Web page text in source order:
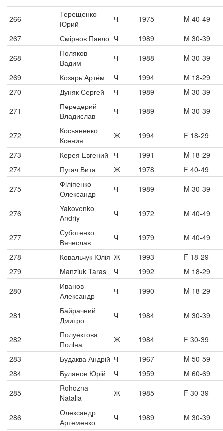
266
Терещенко
Юрий
Ч 1975
M 40-49
267
Смірнов Павло Ч 1989
M 30-39
268
Поляков
Вадим
Ч 1988
M 30-39
269
Козарь Артём Ч 1994
M 18-29
270
Дуняк Сергей Ч 1989
M 30-39
271
Передерий
Владислав
Ч 1989 M 30-39
272
Косьяненко
Ксения
Ж 1994
F 18-29
273
Керея Евгений Ч 1991
M 18-29
274
Пугач Вита Ж 1978
F 40-49
275
Фiлiпенко
Олександр
Ч 1989 M 30-39
276
Yakovenko
Andriy
Ч 1972 M 40-49
277
Суботенко
Вячеслав
Ч 1979
M 40-49
278
Ковальчук Юлія Ж 1993
F 18-29
279
Manziuk Taras Ч 1992
M 18-29
280
Иванов
Александр
Ч 1990 M 18-29
281
Байрачний
Дмитро
Ч 1984 M 30-39
282
Полуектова
Полiна
Ж 1984
F 30-39
283
Будаква Андрій Ч 1967
M 50-59
284
Буланов Юрій Ч 1959
M 60-69
285
Rohozna
Natalia
Ж 1985 F 30-39
286
Олександр
Артеменко
Ч 1989 M 30-39